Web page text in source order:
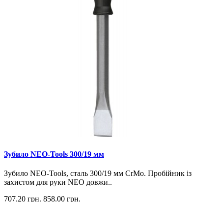
Зубило NEO-Tools 300/19 мм
Зубило NEO-Tools, сталь 300/19 мм CrMo. Пробійник із
захистом для руки NEO довжи..
707.20 грн. 858.00 грн.